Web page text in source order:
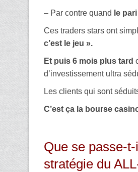
– Par contre quand le
Ces traders stars ont
c’est le jeu ».
Et puis 6 mois plus tard
d’investissement ultra
Les clients qui sont
C’est ça la bourse
Que se passe-
stratégie du